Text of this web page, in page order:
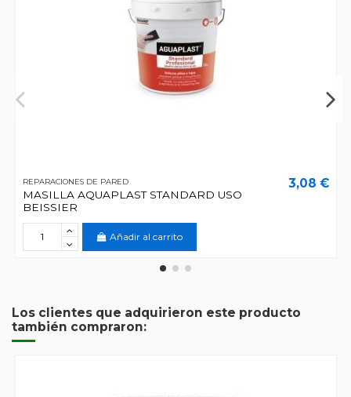
REPARACIONES DE PARED
MASILLA AQUAPLAST STANDARD USO
BEISSIER
3,08 €
Añadir al carrito
Los clientes que adquirieron este producto
también compraron: